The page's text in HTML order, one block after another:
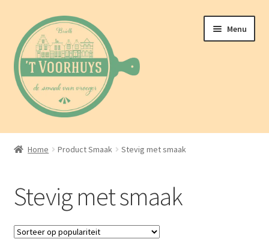
door
naar
navigatie
naar
de
inhoud
Menu
Home
Webwinkel
Berichten
Home Product Smaak Stevig met smaak
Stevig met smaak